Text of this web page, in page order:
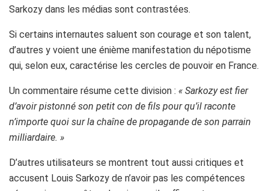
Sarkozy dans les médias sont contrastées.
Si certains internautes saluent son courage et son talent,
d’autres y voient une énième manifestation du népotisme
qui, selon eux, caractérise les cercles de pouvoir en France.
Un commentaire résume cette division : « Sarkozy est fier
d’avoir pistonné son petit con de fils pour qu’il raconte
n’importe quoi sur la chaîne de propagande de son parrain
milliardaire. »
D’autres utilisateurs se montrent tout aussi critiques et
accusent Louis Sarkozy de n’avoir pas les compétences